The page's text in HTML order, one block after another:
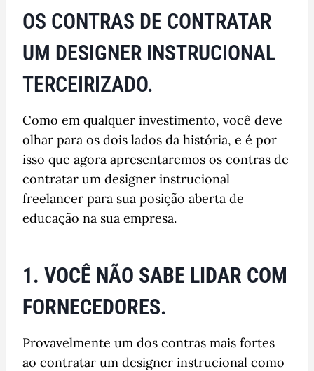
OS CONTRAS DE CONTRATAR
UM DESIGNER INSTRUCIONAL
TERCEIRIZADO.
Como em qualquer investimento, você deve
olhar para os dois lados da história, e é por
isso que agora apresentaremos os contras de
contratar um designer instrucional
freelancer para sua posição aberta de
educação na sua empresa.
1. VOCÊ NÃO SABE LIDAR COM
FORNECEDORES.
Provavelmente um dos contras mais fortes
ao contratar um designer instrucional como